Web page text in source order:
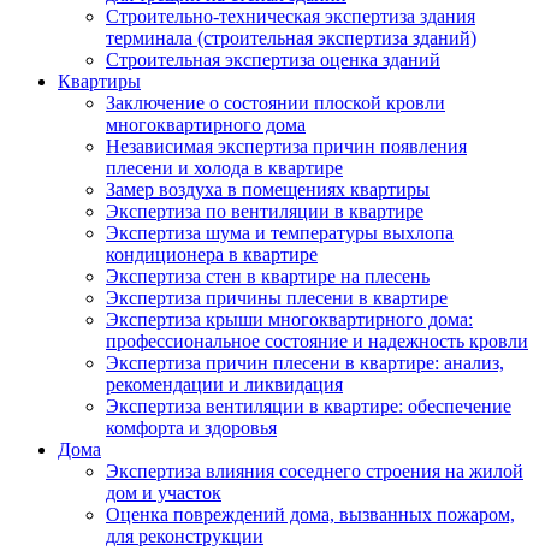
Строительно-техническая экспертиза здания
терминала (строительная экспертиза зданий)
Строительная экспертиза оценка зданий
Квартиры
Заключение о состоянии плоской кровли
многоквартирного дома
Независимая экспертиза причин появления
плесени и холода в квартире
Замер воздуха в помещениях квартиры
Экспертиза по вентиляции в квартире
Экспертиза шума и температуры выхлопа
кондиционера в квартире
Экспертиза стен в квартире на плесень
Экспертиза причины плесени в квартире
Экспертиза крыши многоквартирного дома:
профессиональное состояние и надежность кровли
Экспертиза причин плесени в квартире: анализ,
рекомендации и ликвидация
Экспертиза вентиляции в квартире: обеспечение
комфорта и здоровья
Дома
Экспертиза влияния соседнего строения на жилой
дом и участок
Оценка повреждений дома, вызванных пожаром,
для реконструкции